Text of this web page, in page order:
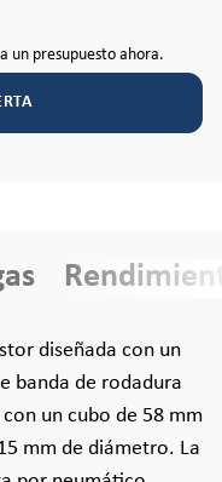
un presupuesto ahora.
diseñada con un
banda de rodadura
un cubo de 58 mm
mm de diámetro. La